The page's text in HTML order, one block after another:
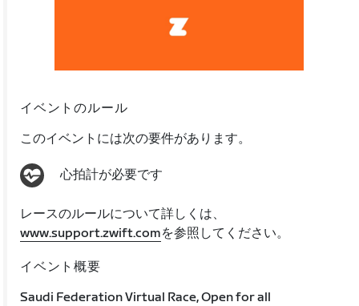
イベントのルール
このイベントには次の要件があります。
心拍計が必要です
レースのルールについて詳しくは、
www.support.zwift.comを参照してください。
イベント概要
Saudi Federation Virtual Race, Open for all